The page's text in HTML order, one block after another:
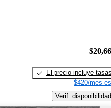
El precio incluye tasas
$420/mes
Verif. disponibilidad